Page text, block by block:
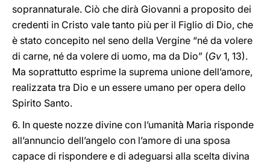
soprannaturale. Ciò che dirà Giovanni a proposito dei
credenti in Cristo vale tanto più per il Figlio di Dio, che
è stato concepito nel seno della Vergine “né da volere
di carne, né da volere di uomo, ma da Dio” (Gv 1, 13).
Ma soprattutto esprime la suprema unione dell’amore,
realizzata tra Dio e un essere umano per opera dello
Spirito Santo.
6. In queste nozze divine con l’umanità Maria risponde
all’annuncio dell’angelo con l’amore di una sposa
capace di rispondere e di adeguarsi alla scelta divina